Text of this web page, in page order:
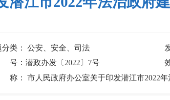
分类： 公安、安全、司法
：潜政办发〔2022〕7号
： 市人民政府办公室关于印发潜江市2022年